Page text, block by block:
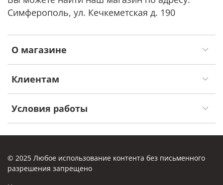
О магазине
Клиентам
Условия работы
Симферополь, ул. Кечкеметская д. 190
© 2025 Любое использование контента без письменного
разрешения запрещено